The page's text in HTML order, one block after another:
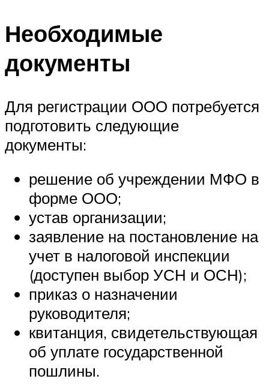
Необходимые
документы
Для регистрации ООО потребуется
подготовить следующие
документы:
решение об учреждении МФО в
форме ООО;
устав организации;
заявление на постановление на
учет в налоговой инспекции
(доступен выбор УСН и ОСН);
приказ о назначении
руководителя;
квитанция, свидетельствующая
об уплате государственной
пошлины.